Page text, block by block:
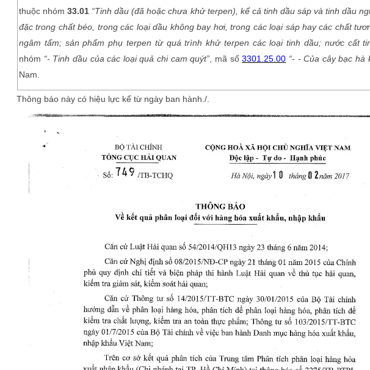
thuộc nhóm33.01 “Tinh dầu (đã hoặc chưa khử terpen), kể cả tinh dầu sáp và tinh dầu
đặc trong chất béo, trong các loại dầu không bay hơi, trong các loại sáp hay các chất
ngâm tẩm; sản phẩm phụ terpen từ quá trình khử terpen các loại tinh dầu; nước cất
nhóm “- Tinh dầu của các loại quả chi cam quýt” , mã số3301.25.00 “- - Của cây bạc hà
Nam.
Thông báo này có hiệu lực kể từ ngày ban hành./.